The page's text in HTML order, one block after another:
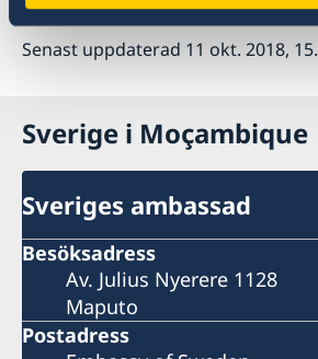
Senast uppdaterad 11 okt. 2018,
Sverige i Moçambique
Sveriges ambassad
Besöksadress
Av. Julius Nyerere 1128
Maputo
Postadress